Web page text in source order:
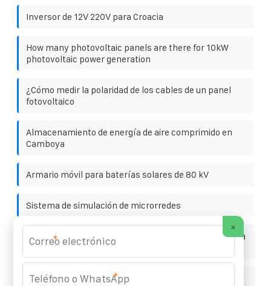
Inversor de 12V 220V para Croacia
How many photovoltaic panels are there for 10kW
photovoltaic power generation
¿Cómo medir la polaridad de los cables de un panel
fotovoltaico
Almacenamiento de energía de aire comprimido en
Camboya
Armario móvil para baterías solares de 80 kV
Sistema de simulación de microrredes
El precio más bajo para el almacenamiento de energía
fotovoltaica
Aplicaciones de almacenamiento de energía en
×
*
*